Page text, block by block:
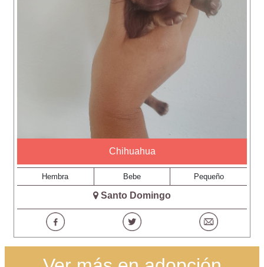
Chihuahua
Hembra Bebe Pequeño
Santo Domingo